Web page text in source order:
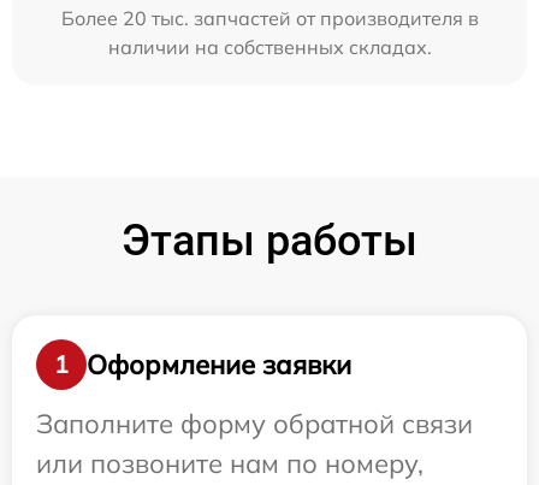
Более 20 тыс. запчастей от производителя в
наличии на собственных складах.
Этапы работы
1
Оформление заявки
Заполните форму обратной связи
или позвоните нам по номеру,